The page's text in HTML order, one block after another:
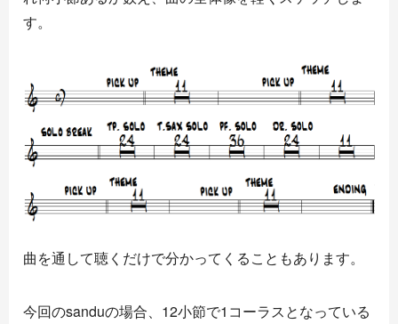
す。
曲を通して聴くだけで分かってくることもあります。
今回のsanduの場合、12小節で1コーラスとなっている